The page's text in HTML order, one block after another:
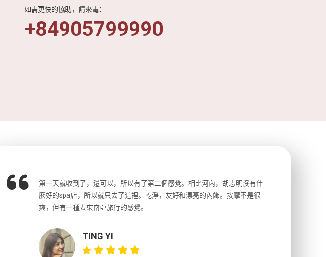
如需更快的協助，請來電：
+84905799990
第一天就收到了，還可以，所以有了第二個感覺。相比河內，胡志明沒有什
麼好的spa店，所以就只去了這裡。乾淨，友好和漂亮的內飾。按摩不是很
爽，但有一種去東南亞旅行的感覺。
TING YI